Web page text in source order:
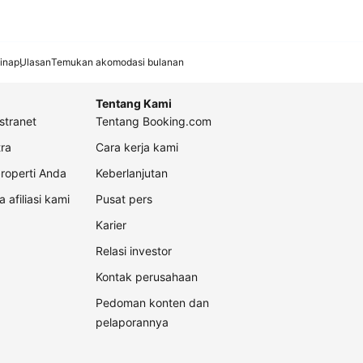
UlasanTemukan akomodasi bulanan
Anda
afiliasi kami
Tentang Kami
Tentang Booking.com
Cara kerja kami
Keberlanjutan
Pusat pers
Karier
Relasi investor
Kontak perusahaan
Pedoman konten dan
pelaporannya